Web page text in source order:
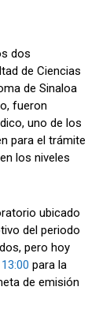
dos
de Ciencias
de Sinaloa
fueron
uno de los
para el trámite
los niveles
ubicado
del periodo
pero hoy
para la
de emisión